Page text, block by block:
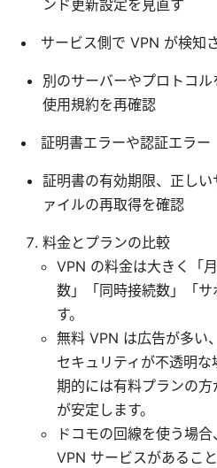
ンド更新設定を見直す
サービス側で VPN が検知
別のサーバーやプロトコ
使用規約を再確認
証明書エラーや認証エラー
証明書の有効期限、正し
ァイルの再取得を確認
料金とプランの比較
VPN の料金は大きく「
数」「同時接続数」「
す。
無料 VPN は広告が多い
セキュリティが不透明
期的には有料プランの方
が安定します。
ドコモの回線を使う場
VPN サービスがあるこ